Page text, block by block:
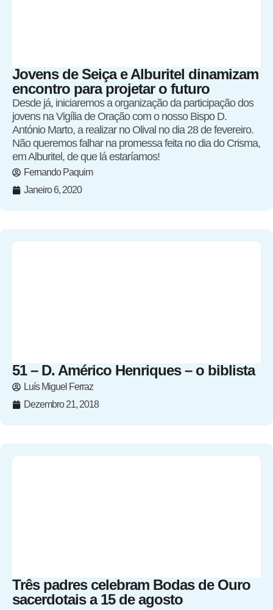
Jovens de Seiça e Alburitel dinamizam
encontro para projetar o futuro
Desde já, iniciaremos a organização da participação dos
jovens na Vigília de Oração com o nosso Bispo D.
António Marto, a realizar no Olival no dia 28 de fevereiro.
Não queremos falhar na promessa feita no dia do Crisma,
em Alburitel, de que lá estaríamos!
Fernando Paquim
Janeiro 6, 2020
51 – D. Américo Henriques – o biblista
Luís Miguel Ferraz
Dezembro 21, 2018
Três padres celebram Bodas de Ouro
sacerdotais a 15 de agosto